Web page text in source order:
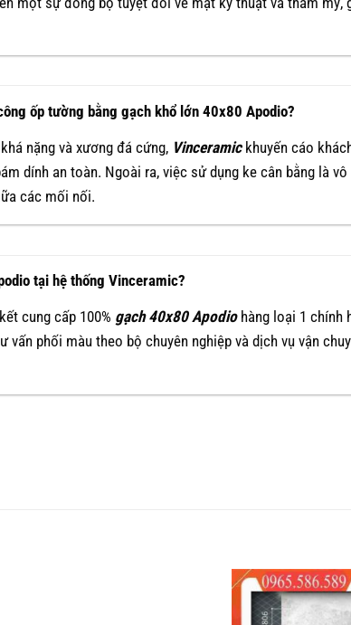
ốp tường bằng gạch khổ lớn 40x80 Apodio?
nặng và xương đá cứng, Vinceramickhuyến cáo
dính an toàn. Ngoài ra, việc sử dụng ke cân bằng là
các mối nối.
tại hệ thống Vinceramic?
cung cấp 100% gạch 40x80 Apodio hàng loại 1 chính
phối màu theo bộ chuyên nghiệp và dịch vụ vận